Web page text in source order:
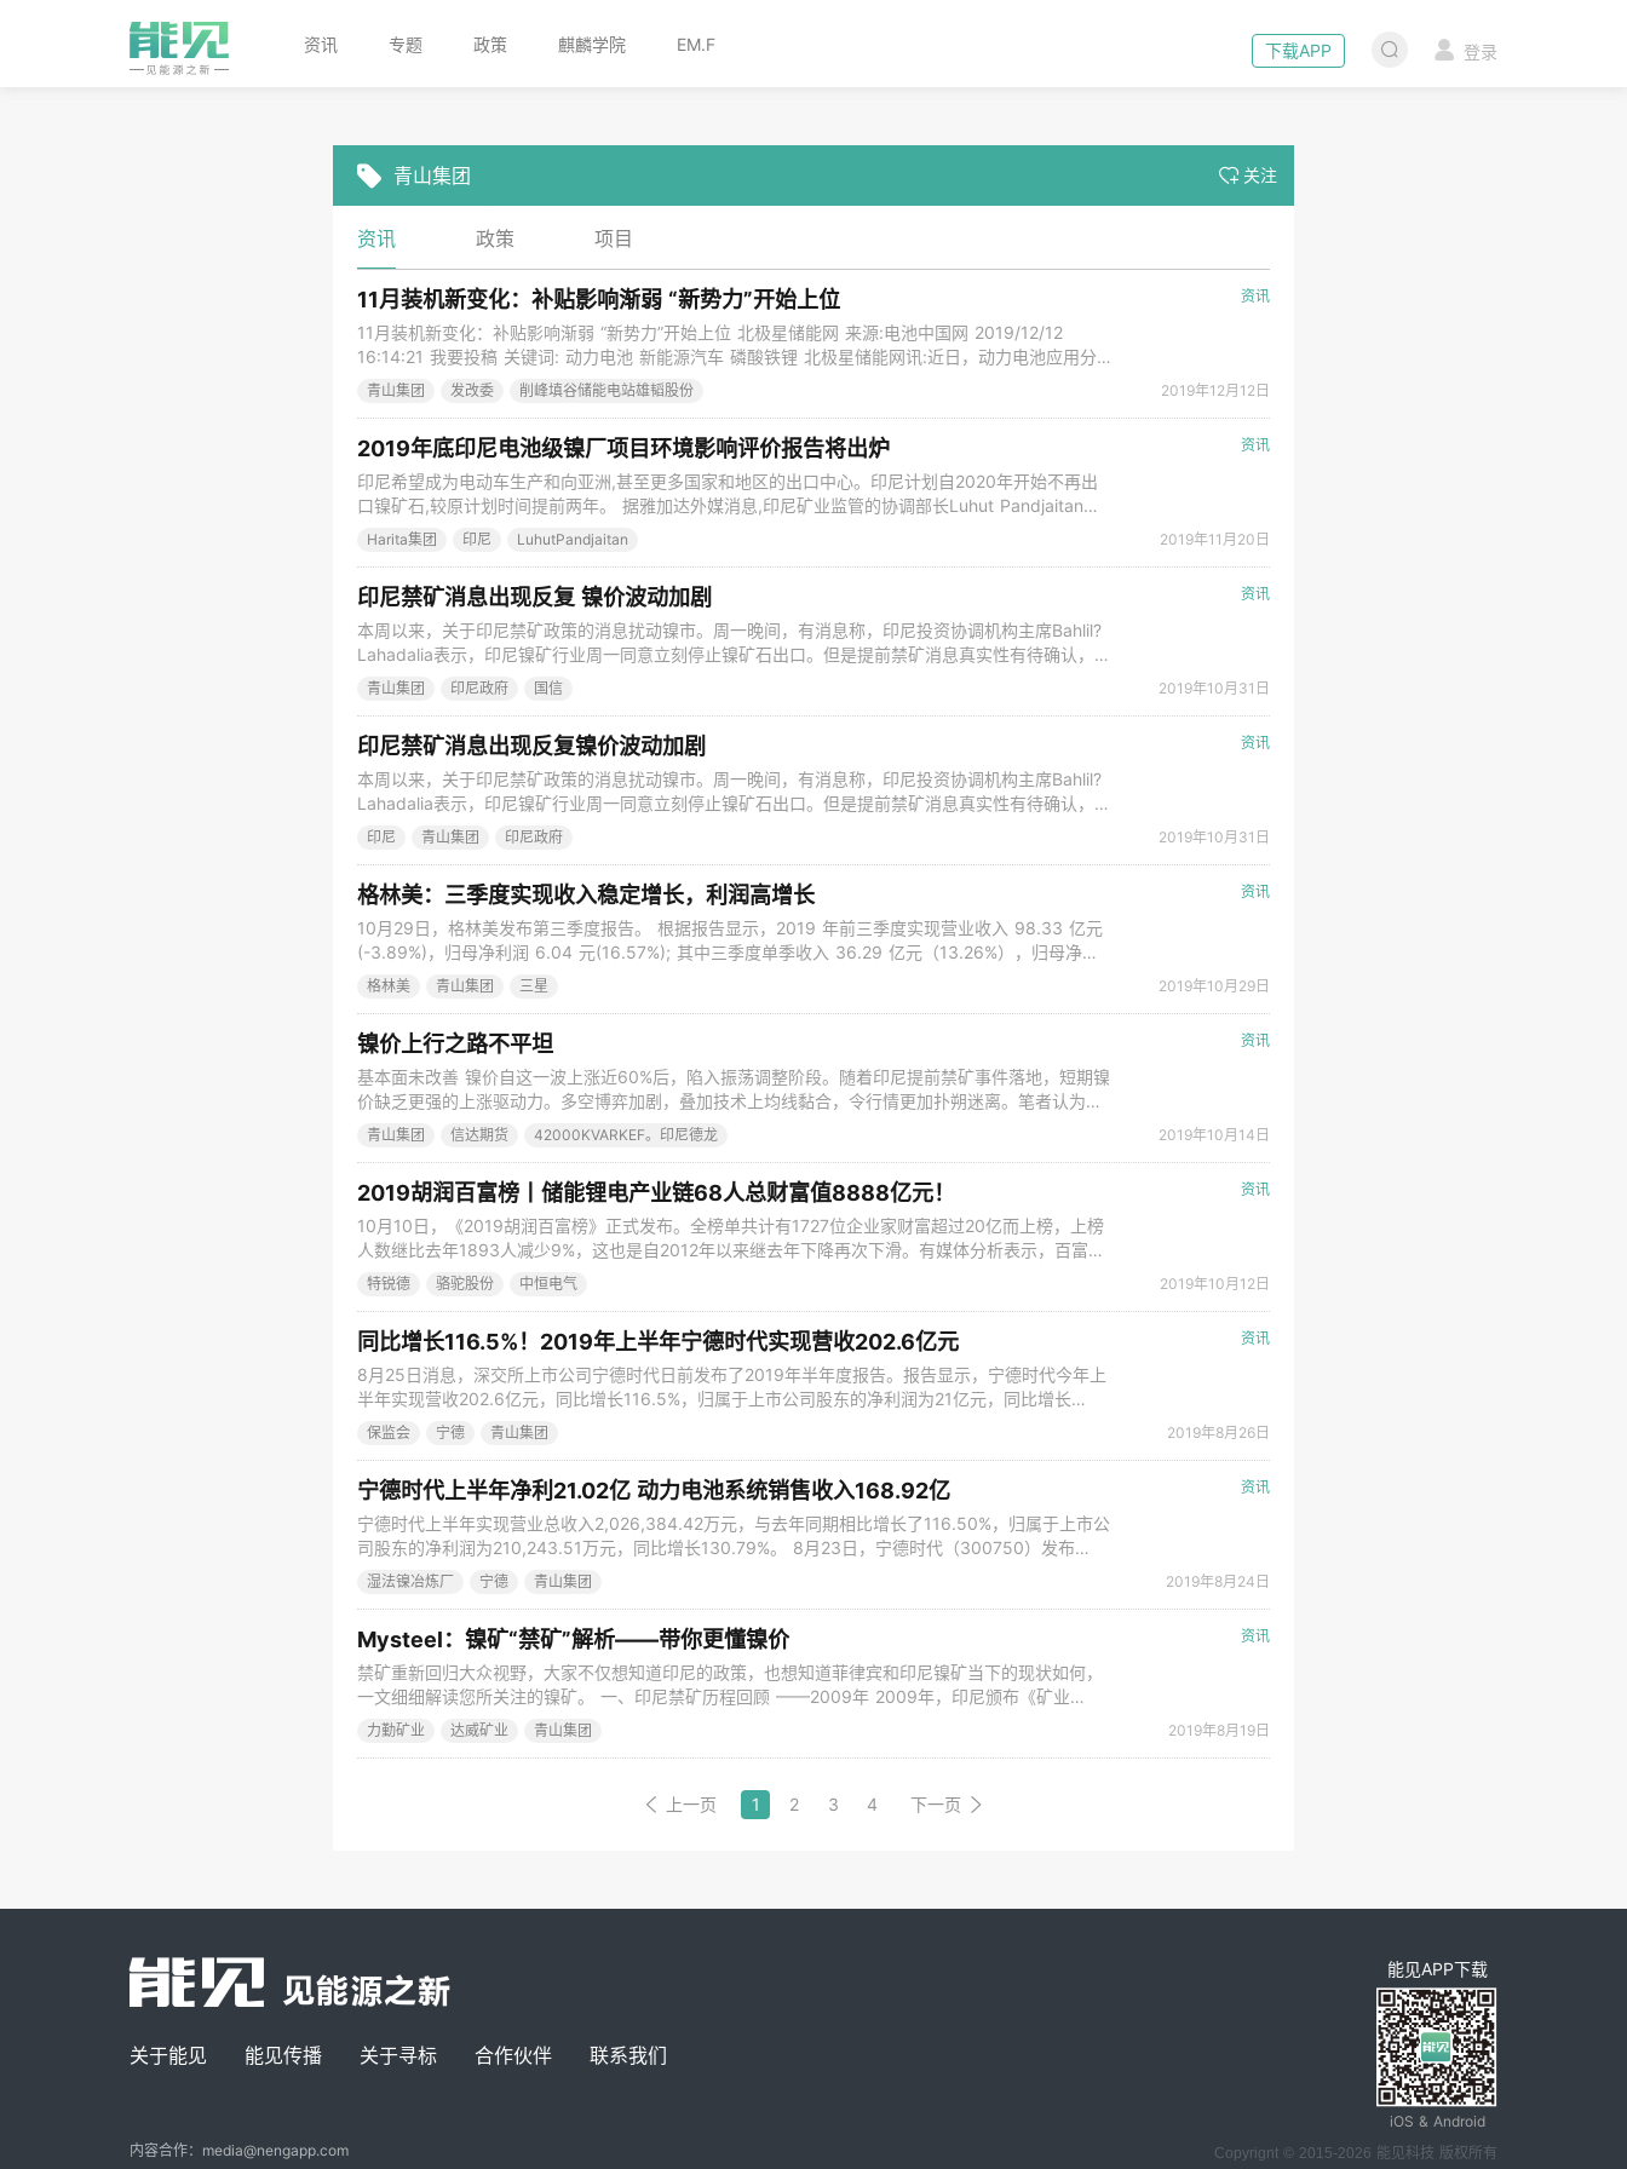
下载APP 登录
资讯 专题 政策 麒麟学院 EM.F
青山集团 关注
资讯 政策 项目
资讯
11月装机新变化：补贴影响渐弱 “新势力”开始上位
11月装机新变化：补贴影响渐弱 “新势力”开始上位 北极星储能网 来源:电池中国网 2019/12/12
16:14:21 我要投稿 关键词: 动力电池 新能源汽车 磷酸铁锂 北极星储能网讯:近日，动力电池应用分
会公布了今年11月份国内动力电池装机量数据。数据显示，11月，我国动力电池装机量为6.29GWh，
同比下降29.49%。受今年新能源汽车财政补贴大幅退坡影响，动力电池市场需求增速也有所放缓
青山集团 发改委 削峰填谷储能电站雄韬股份 2019年12月12日
资讯
2019年底印尼电池级镍厂项目环境影响评价报告将出炉
印尼希望成为电动车生产和向亚洲,甚至更多国家和地区的出口中心。印尼计划自2020年开始不再出
口镍矿石,较原计划时间提前两年。 据雅加达外媒消息,印尼矿业监管的协调部长Luhut Pandjaitan称,
预计到今年年底印尼电池级镍厂项目的环境影响评价报告将出炉。 该报告也被称之为AMDAL,在该报
告完成后仍需要获得该国环境部的批准,该项目的投资方才可以继续推进。该镍厂采用加压酸浸工业
Harita集团 印尼 LuhutPandjaitan 2019年11月20日
资讯
印尼禁矿消息出现反复 镍价波动加剧
本周以来，关于印尼禁矿政策的消息扰动镍市。周一晚间，有消息称，印尼投资协调机构主席Bahlil?
Lahadalia表示，印尼镍矿行业周一同意立刻停止镍矿石出口。但是提前禁矿消息真实性有待确认，引
发市场行情剧烈波动，当晚伦镍一度拉升，收复17000美元/吨关口，但随后反转直线下跌。 周三，
禁矿立即生效的消息终被官方证伪。印尼经济事务协调部长Airlangga Hartarto表示，禁矿令1月1日
青山集团 印尼政府 国信 2019年10月31日
资讯
印尼禁矿消息出现反复镍价波动加剧
本周以来，关于印尼禁矿政策的消息扰动镍市。周一晚间，有消息称，印尼投资协调机构主席Bahlil?
Lahadalia表示，印尼镍矿行业周一同意立刻停止镍矿石出口。但是提前禁矿消息真实性有待确认，引
发市场行情剧烈波动，当晚伦镍一度拉升，收复17000美元/吨关口，但随后反转直线下跌。 周三，
禁矿立即生效的消息终被官方证伪。印尼经济事务协调部长AirlanggaHartarto表示，禁矿令1月1日生
印尼 青山集团 印尼政府 2019年10月31日
资讯
格林美：三季度实现收入稳定增长，利润高增长
10月29日，格林美发布第三季度报告。 根据报告显示，2019 年前三季度实现营业收入 98.33 亿元
(-3.89%)，归母净利润 6.04 元(16.57%); 其中三季度单季收入 36.29 亿元（13.26%），归母净利
润 1.9 亿元,同比增长 77.57%。 在行业整体不景气的情况下，公司三季度实现收入稳定增长，利润高
增长。收入和利润增长的来源主要来自三元前驱体量的增长。三季度毛利率1
格林美 青山集团 三星 2019年10月29日
资讯
镍价上行之路不平坦
基本面未改善 镍价自这一波上涨近60%后，陷入振荡调整阶段。随着印尼提前禁矿事件落地，短期镍
价缺乏更强的上涨驱动力。多空博弈加剧，叠加技术上均线黏合，令行情更加扑朔迷离。笔者认为，
镍价存在长期做多的基础，供需缺口、低库存等因素导致资金很容易助推一波可观的上涨行情。但前
期价格上涨过快，导致后续上涨空间受限，镍价需要充分调整后才有进一步上涨的动力。此外，四季
青山集团 信达期货 42000KVARKEF。印尼德龙 2019年10月14日
资讯
2019胡润百富榜丨储能锂电产业链68人总财富值8888亿元！
10月10日，《2019胡润百富榜》正式发布。全榜单共计有1727位企业家财富超过20亿而上榜，上榜
人数继比去年1893人减少9%，这也是自2012年以来继去年下降再次下滑。有媒体分析表示，百富榜
人数连续两年下滑，以及有近四成企业落榜。但今年榜单超千亿的富豪人数共有19位，也是历年最多
特锐德 骆驼股份 中恒电气 2019年10月12日
资讯
同比增长116.5%！2019年上半年宁德时代实现营收202.6亿元
8月25日消息，深交所上市公司宁德时代日前发布了2019年半年度报告。报告显示，宁德时代今年上
半年实现营收202.6亿元，同比增长116.5%，归属于上市公司股东的净利润为21亿元，同比增长
130.79%。 宁德时代财务数据 今年上半年，宁德时代实现归属于上市公司股东的扣除非经常性损益
后的净利润18亿元，同比增长160.82%；经营活动产生的现金流量净额为72.76亿元，同比增长
保监会 宁德 青山集团 2019年8月26日
资讯
宁德时代上半年净利21.02亿 动力电池系统销售收入168.92亿
宁德时代上半年实现营业总收入2,026,384.42万元，与去年同期相比增长了116.50%，归属于上市公
司股东的净利润为210,243.51万元，同比增长130.79%。 8月23日，宁德时代（300750）发布
2019年半年度报告，报告期内，公司实现营业总收入2,026,384.42万元，与去年同期相比增长了
116.50%，归属于上市公司股东的净利润为210,243.51万元，同比增长130.
湿法镍冶炼厂 宁德 青山集团 2019年8月24日
资讯
Mysteel：镍矿“禁矿”解析——带你更懂镍价
禁矿重新回归大众视野，大家不仅想知道印尼的政策，也想知道菲律宾和印尼镍矿当下的现状如何，
一文细细解读您所关注的镍矿。 一、印尼禁矿历程回顾 ——2009年 2009年，印尼颁布《矿业
法》，将于2014年1月12日起将全面禁止未经加工的65种原矿出口。根据要求，镍含量大于或等于
6%的镍产品，印尼政府才允许出口。 ——2017年 2017年1月12日路透社报道，印尼允许镍矿和铝土
力勤矿业 达威矿业 青山集团 2019年8月19日
上一页 1 2 3 4 下一页
能见APP下载
iOS & Android
Copyrignt © 2015-2026 能见科技 版权所有
关于能见 能见传播 关于寻标 合作伙伴 联系我们
内容合作：media@nengapp.com